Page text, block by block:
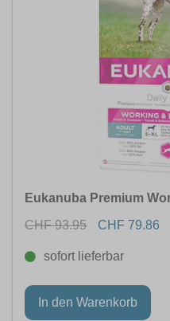
Eukanuba Premium
CHF 93.95
CHF 79.86
sofort lieferbar